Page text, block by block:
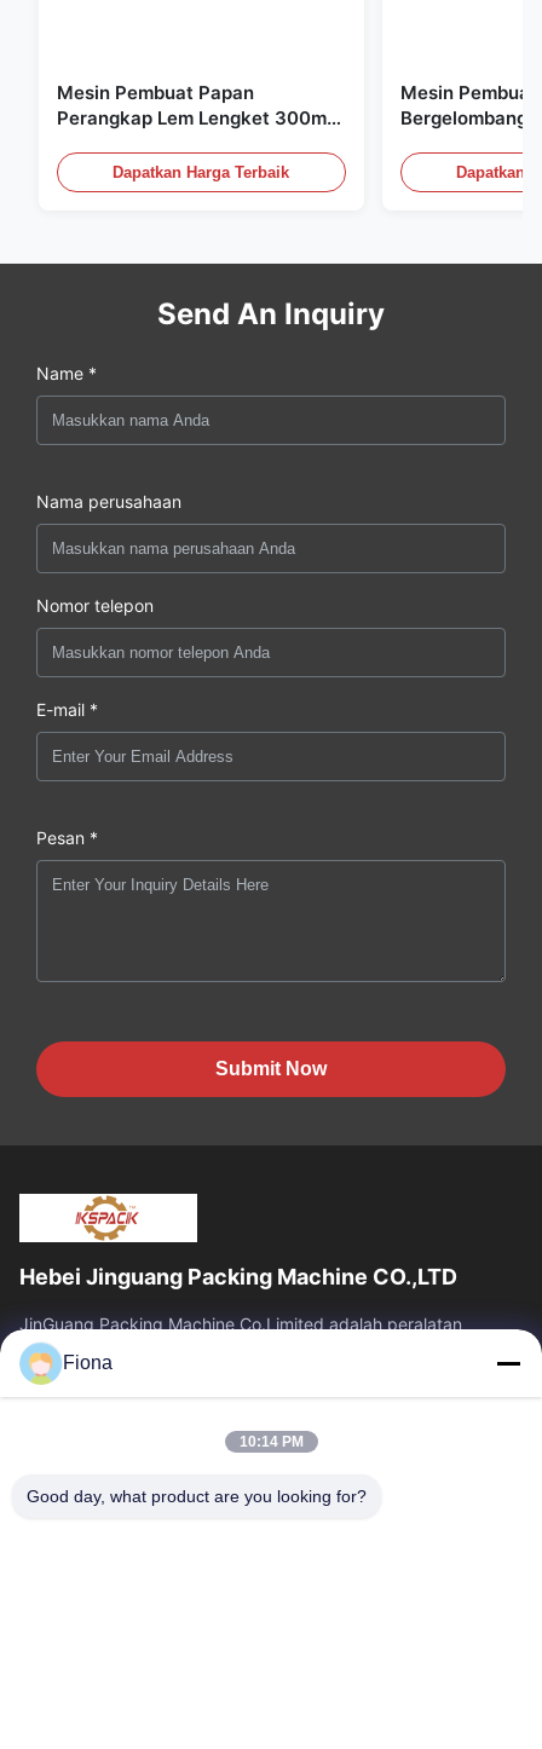
Mesin Pembuat Papan
Perangkap Lem Lengket 300mm
Dapatkan Harga Terbaik
Mesin
Bergelombang
Bergelombang
Dapatkan
Send An Inquiry
Name *
Nama perusahaan
Nomor telepon
E-mail *
Pesan *
Submit Now
Hebei Jinguang Packing Machine CO.,LTD
JinGuang Packing Machine Co.Limited adalah peralatan
pencetakan karton bergelombang profesional dan mesin
terkait untuk produksi karton selama...
Tautan Cepat
Produk
Tentang Kami
Tur Pabrik
Fiona
10:14 PM
Good day, what product are you looking for?